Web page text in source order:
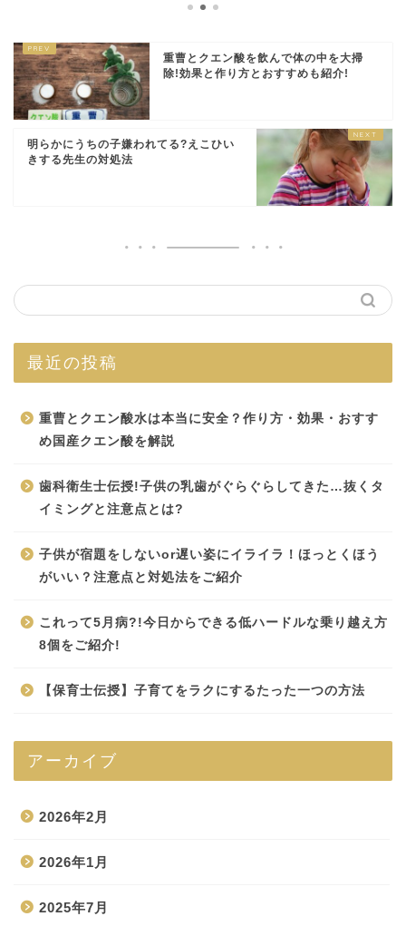
重曹とクエン酸を飲んで体の中を大掃
除!効果と作り方とおすすめも紹介!
明らかにうちの子嫌われてる?えこひい
きする先生の対処法
最近の投稿
重曹とクエン酸水は本当に安全？作り方・効果・おすす
め国産クエン酸を解説
歯科衛生士伝授!子供の乳歯がぐらぐらしてきた…抜くタ
イミングと注意点とは?
子供が宿題をしないor遅い姿にイライラ！ほっとくほう
がいい？注意点と対処法をご紹介
これって5月病?!今日からできる低ハードルな乗り越え方
8個をご紹介!
【保育士伝授】子育てをラクにするたった一つの方法
アーカイブ
2026年2月
2026年1月
2025年7月